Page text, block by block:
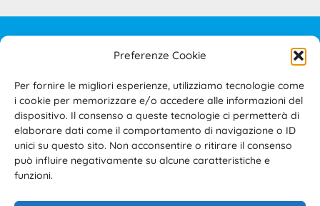
Preferenze Cookie
Per fornire le migliori esperienze, utilizziamo tecnologie come
i cookie per memorizzare e/o accedere alle informazioni del
dispositivo. Il consenso a queste tecnologie ci permetterà di
elaborare dati come il comportamento di navigazione o ID
unici su questo sito. Non acconsentire o ritirare il consenso
può influire negativamente su alcune caratteristiche e
funzioni.
IL PROGETTO
PRIVACY POLICY
COOKIE POLICY
TERMINI E CONDIZIONI D’USO DEL SITO E DELL’AREA
RISERVATA
ACCESSIBILITÀ